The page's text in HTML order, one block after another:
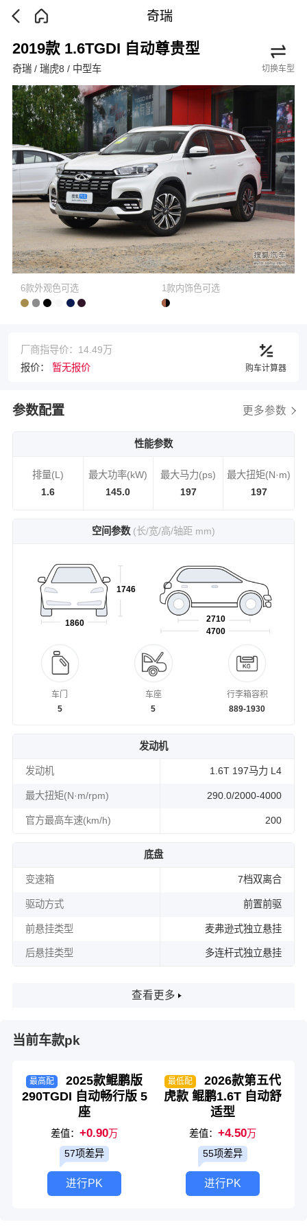
奇瑞
2019款 1.6TGDI 自动尊贵型
奇瑞 / 瑞虎8 / 中型车 切换车型
6款外观色可选 1款内饰色可选
厂商指导价：14.49万
报价： 暂无报价 购车计算器
参数配置 更多参数
性能参数
排量(L)
1.6
最大功率(kW)
145.0
最大马力(ps)
197
最大扭矩(N·m)
197
空间参数 (长/宽/高/轴距 mm)
1860
1746
4700
2710
车门
5
车座
5
行李箱容积
889-1930
发动机
发动机 1.6T 197马力 L4
最大扭矩(N·m/rpm) 290.0/2000-4000
官方最高车速(km/h) 200
底盘
变速箱 7档双离合
驱动方式 前置前驱
前悬挂类型 麦弗逊式独立悬挂
后悬挂类型 多连杆式独立悬挂
查看更多
当前车款pk
最高配
2025款鲲鹏版
290TGDI 自动畅行版 5
座
差值：+0.90万
57项差异
进行PK
最低配
2026款第五代
虎款 鲲鹏1.6T 自动舒
适型
差值： +4.50万
55项差异
进行PK